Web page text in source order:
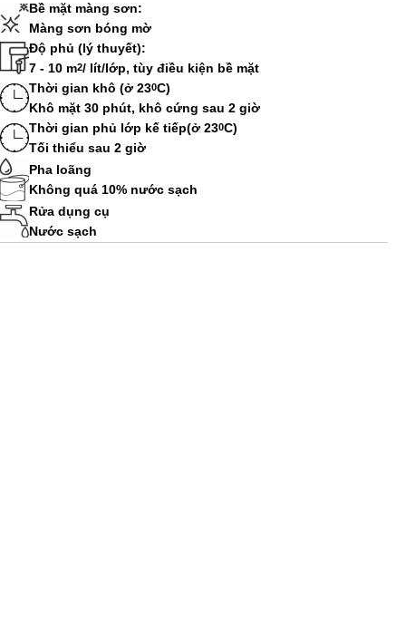
Bề mặt màng sơn:
Màng sơn bóng mờ
Độ phủ (lý thuyết):
7 - 10 m2/ lít/lớp, tùy điều kiện bề mặt
Thời gian khô (ở 230C)
Khô mặt 30 phút, khô cứng sau 2 giờ
Thời gian phủ lớp kế tiếp(ở 230C)
Tối thiểu sau 2 giờ
Pha loãng
Không quá 10% nước sạch
Rửa dụng cụ
Nước sạch